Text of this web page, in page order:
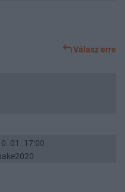
Válasz erre
01. 17:00